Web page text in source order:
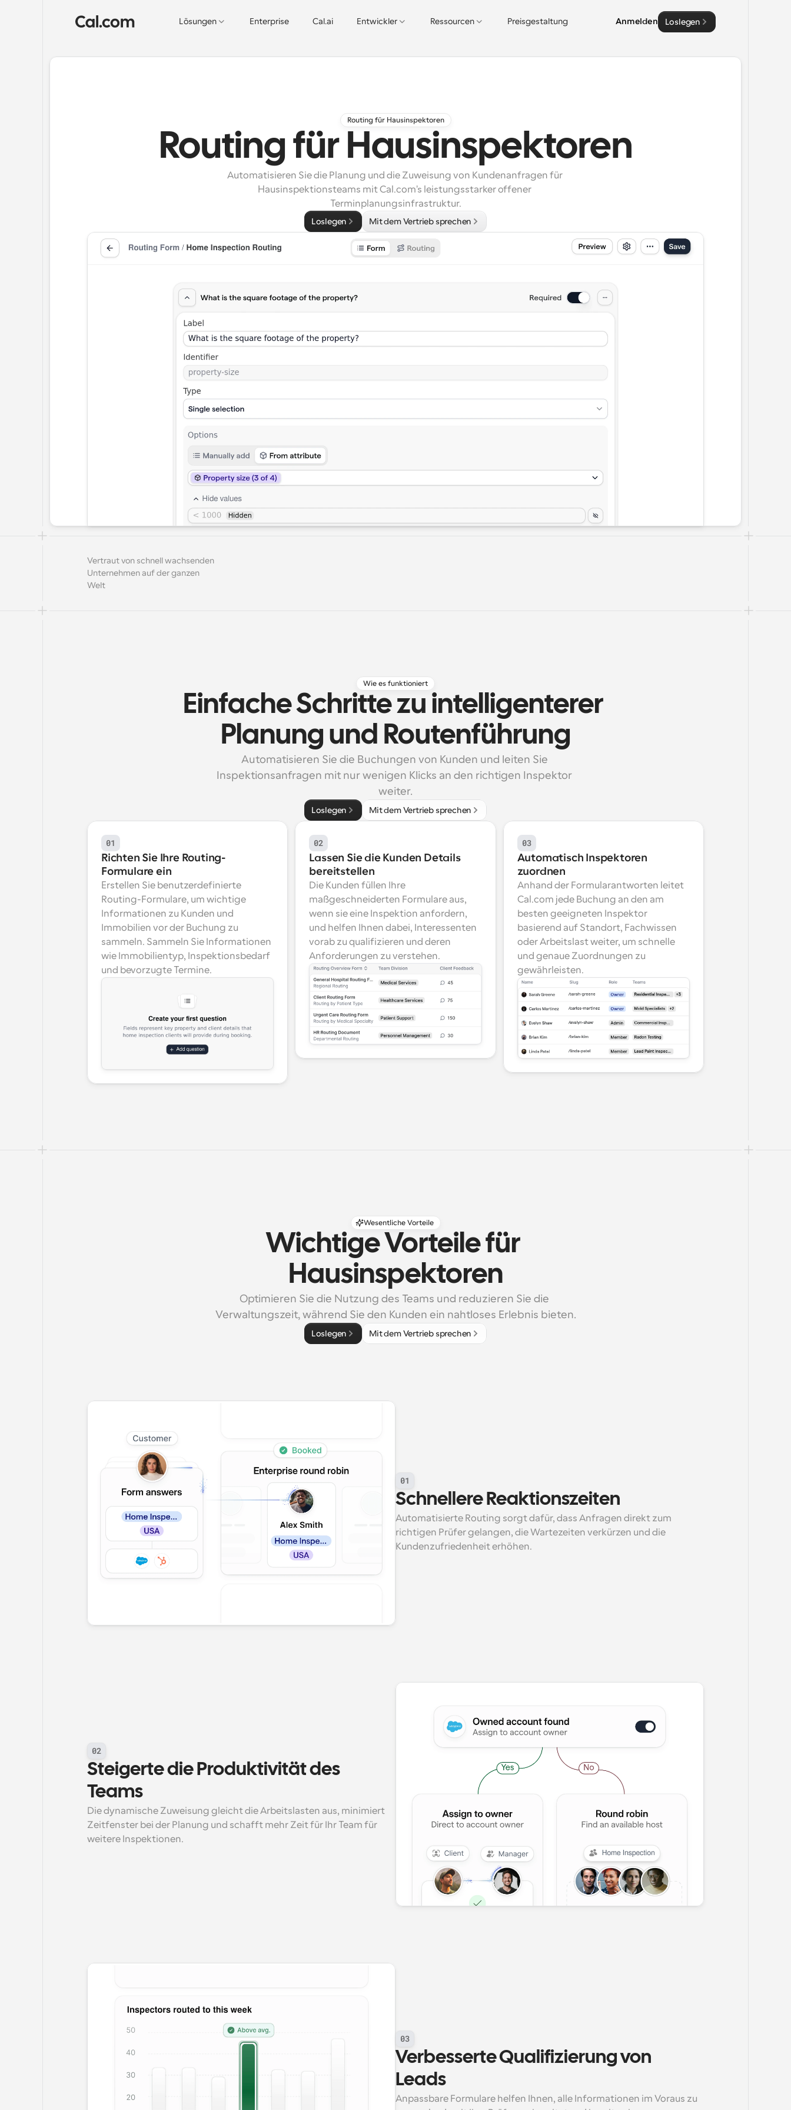
Lösungen Enterprise Cal.ai Entwickler Ressourcen Preisgestaltung Anmelden Loslegen
Routing für Hausinspektoren
Routing für Hausinspektoren
Automatisieren Sie die Planung und die Zuweisung von Kundenanfragen für
Hausinspektionsteams mit Cal.com's leistungsstarker offener
Terminplanungsinfrastruktur.
Loslegen Mit dem Vertrieb sprechen
Vertraut von schnell wachsenden
Unternehmen auf der ganzen
Welt
Wie es funktioniert
Einfache Schritte zu intelligenterer
Planung und Routenführung
Automatisieren Sie die Buchungen von Kunden und leiten Sie
Inspektionsanfragen mit nur wenigen Klicks an den richtigen Inspektor
weiter.
Loslegen Mit dem Vertrieb sprechen
01
Richten Sie Ihre Routing-
Formulare ein
Erstellen Sie benutzerdefinierte
Routing-Formulare, um wichtige
Informationen zu Kunden und
Immobilien vor der Buchung zu
sammeln. Sammeln Sie Informationen
wie Immobilientyp, Inspektionsbedarf
und bevorzugte Termine.
02
Lassen Sie die Kunden Details
bereitstellen
Die Kunden füllen Ihre
maßgeschneiderten Formulare aus,
wenn sie eine Inspektion anfordern,
und helfen Ihnen dabei, Interessenten
vorab zu qualifizieren und deren
Anforderungen zu verstehen.
03
Automatisch Inspektoren
zuordnen
Anhand der Formularantworten leitet
Cal.com jede Buchung an den am
besten geeigneten Inspektor
basierend auf Standort, Fachwissen
oder Arbeitslast weiter, um schnelle
und genaue Zuordnungen zu
gewährleisten.
Wesentliche Vorteile
Wichtige Vorteile für
Hausinspektoren
Optimieren Sie die Nutzung des Teams und reduzieren Sie die
Verwaltungszeit, während Sie den Kunden ein nahtloses Erlebnis bieten.
Loslegen Mit dem Vertrieb sprechen
01
Schnellere Reaktionszeiten
Automatisierte Routing sorgt dafür, dass Anfragen direkt zum
richtigen Prüfer gelangen, die Wartezeiten verkürzen und die
Kundenzufriedenheit erhöhen.
02
Steigerte die Produktivität des
Teams
Die dynamische Zuweisung gleicht die Arbeitslasten aus, minimiert
Zeitfenster bei der Planung und schafft mehr Zeit für Ihr Team für
weitere Inspektionen.
03
Verbesserte Qualifizierung von
Leads
Anpassbare Formulare helfen Ihnen, alle Informationen im Voraus zu